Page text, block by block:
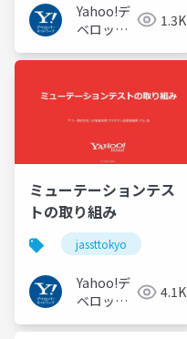
Yahoo!デ
ベロッパ
ワーク
1.3K
ミューテーションテス
トの取り組み
jassttokyo
Yahoo!デ
ベロッパ
4.1K